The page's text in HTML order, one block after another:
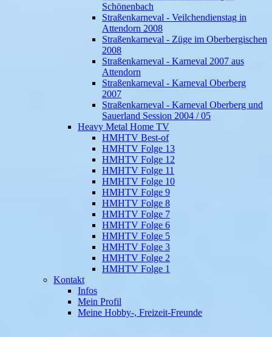
Schönenbach
Straßenkarneval - Veilchendienstag in
Attendorn 2008
Straßenkarneval - Züge im Oberbergischen
2008
Straßenkarneval - Karneval 2007 aus
Attendorn
Straßenkarneval - Karneval Oberberg
2007
Straßenkarneval - Karneval Oberberg und
Sauerland Session 2004 / 05
Heavy Metal Home TV
HMHTV Best-of
HMHTV Folge 13
HMHTV Folge 12
HMHTV Folge 11
HMHTV Folge 10
HMHTV Folge 9
HMHTV Folge 8
HMHTV Folge 7
HMHTV Folge 6
HMHTV Folge 5
HMHTV Folge 3
HMHTV Folge 2
HMHTV Folge 1
Kontakt
Infos
Mein Profil
Meine Hobby-, Freizeit-Freunde